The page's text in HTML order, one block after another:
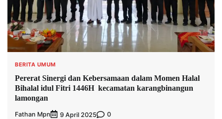
BERITA UMUM
Pererat Sinergi dan Kebersamaan dalam Momen Halal
Bihalal idul Fitri 1446H kecamatan karangbinangun
lamongan
Fathan Mpn 9 April 2025 0